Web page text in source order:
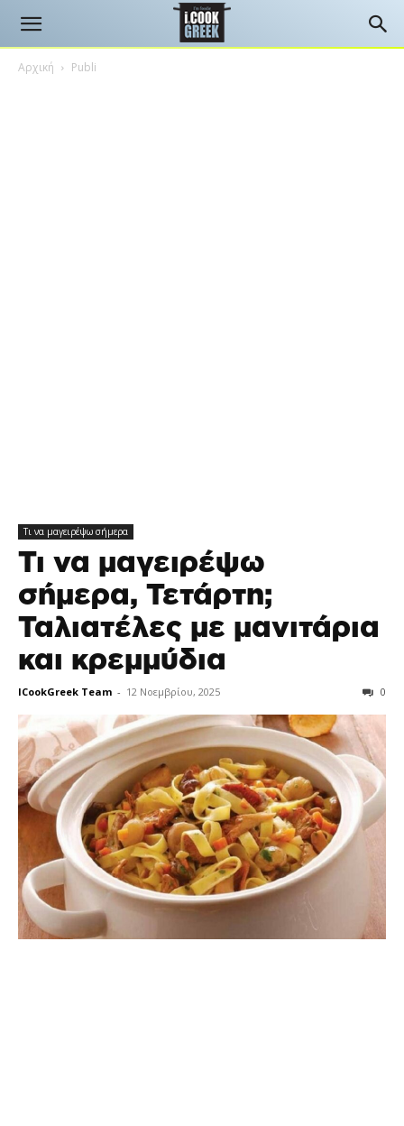
Αρχική Publi
Τι να μαγειρέψω σήμερα
Τι να μαγειρέψω
σήμερα, Τετάρτη;
Ταλιατέλες με μανιτάρια
και κρεμμύδια
ICookGreek Team - 12 Νοεμβρίου, 2025 0